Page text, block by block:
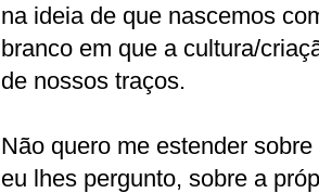
na ideia de que nascemos
branco em que a cultura/
de nossos traços.
Não quero me estender
eu lhes pergunto, sobre a